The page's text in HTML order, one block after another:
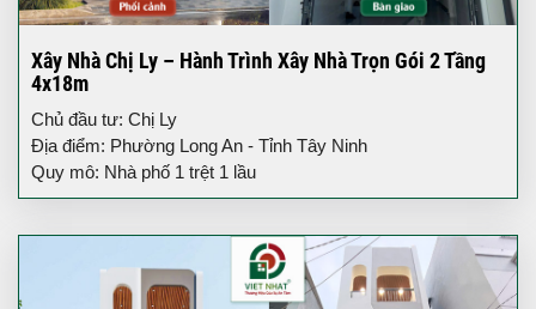
Xây Nhà Chị Ly – Hành Trình Xây Nhà Trọn Gói 2 Tầng
4x18m
Chủ đầu tư: Chị Ly
Địa điểm: Phường Long An - Tỉnh Tây Ninh
Quy mô: Nhà phố 1 trệt 1 lầu